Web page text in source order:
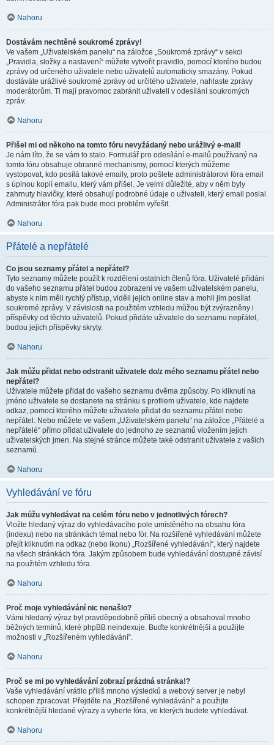
Nahoru
Dostávám nechtěné soukromé zprávy!
Ve vašem „Uživatelském panelu“ na záložce „Soukromé zprávy“ v sekci
„Pravidla, složky a nastavení“ můžete vytvořit pravidlo, pomocí kterého budou
zprávy od určeného uživatele nebo uživatelů automaticky smazány. Pokud
dostáváte urážlivé soukromé zprávy od určitého uživatele, nahlaste zprávy
moderátorům. Ti mají pravomoc zabránit uživateli v odesílání soukromých
zpráv.
Nahoru
Přišel mi od někoho na tomto fóru nevyžádaný nebo urážlivý e-mail!
Je nám líto, že se vám to stalo. Formulář pro odesílání e-mailů používaný na
tomto fóru obsahuje obranné mechanismy, pomocí kterých můžeme
vystopovat, kdo posílá takové emaily, proto pošlete administrátorovi fóra email
s úplnou kopií emailu, který vám přišel. Je velmi důležité, aby v něm byly
zahrnuty hlavičky, které obsahují podrobné údaje o uživateli, který email poslal.
Administrátor fóra pak bude moci problém vyřešit.
Nahoru
Přátelé a nepřátelé
Co jsou seznamy přátel a nepřátel?
Tyto seznamy můžete použít k rozdělení ostatních členů fóra. Uživatelé přidáni
do vašeho seznamu přátel budou zobrazeni ve vašem uživatelském panelu,
abyste k nim měli rychlý přístup, viděli jejich online stav a mohli jim posílat
soukromé zprávy. V závislosti na použitém vzhledu můžou být zvýrazněny i
příspěvky od těchto uživatelů. Pokud přidáte uživatele do seznamu nepřátel,
budou jejich příspěvky skryty.
Nahoru
Jak můžu přidat nebo odstranit uživatele do/z mého seznamu přátel nebo
nepřátel?
Uživatele můžete přidat do vašeho seznamu dvěma způsoby. Po kliknutí na
jméno uživatele se dostanete na stránku s profilem uživatele, kde najdete
odkaz, pomocí kterého můžete uživatele přidat do seznamu přátel nebo
nepřátel. Nebo můžete ve vašem „Uživatelském panelu“ na záložce „Přátelé a
nepřátelé“ přímo přidat uživatele do jednoho ze seznamů vložením jejich
uživatelských jmen. Na stejné stránce můžete také odstranit uživatele z vašich
seznamů.
Nahoru
Vyhledávání ve fóru
Jak můžu vyhledávat na celém fóru nebo v jednotlivých fórech?
Vložte hledaný výraz do vyhledávacího pole umístěného na obsahu fóra
(indexu) nebo na stránkách témat nebo fór. Na rozšířené vyhledávání můžete
přejít kliknutím na odkaz (nebo ikonu) „Rozšířené vyhledávání“, který najdete
na všech stránkách fóra. Jakým způsobem bude vyhledávání dostupné závisí
na použitém vzhledu fóra.
Nahoru
Proč moje vyhledávání nic nenašlo?
Vámi hledaný výraz byl pravděpodobně příliš obecný a obsahoval mnoho
běžných termínů, které phpBB neindexuje. Buďte konkrétnější a použijte
možnosti v „Rozšířeném vyhledávání“.
Nahoru
Proč se mi po vyhledávání zobrazí prázdná stránka!?
Vaše vyhledávání vrátilo příliš mnoho výsledků a webový server je nebyl
schopen zpracovat. Přejděte na „Rozšířené vyhledávání“ a použijte
konkrétnější hledané výrazy a vyberte fóra, ve kterých budete vyhledávat.
Nahoru